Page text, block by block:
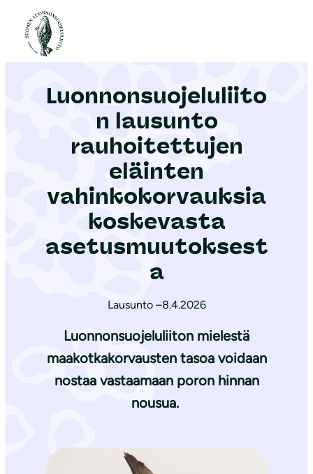
Etusivu
Luonnonsuojeluliito
n lausunto
rauhoitettujen
eläinten
vahinkokorvauksia
koskevasta
asetusmuutoksest
a
Lausunto –8.4.2026
Luonnonsuojeluliiton mielestä
maakotkakorvausten tasoa voidaan
nostaa vastaamaan poron hinnan
nousua.